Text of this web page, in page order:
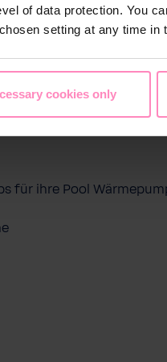
of data protection. You
setting at any time in
cookies only
für ihre Pool